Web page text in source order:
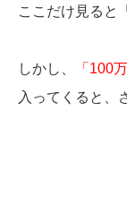
ここだけ見ると
しかし、 「100
入ってくると、